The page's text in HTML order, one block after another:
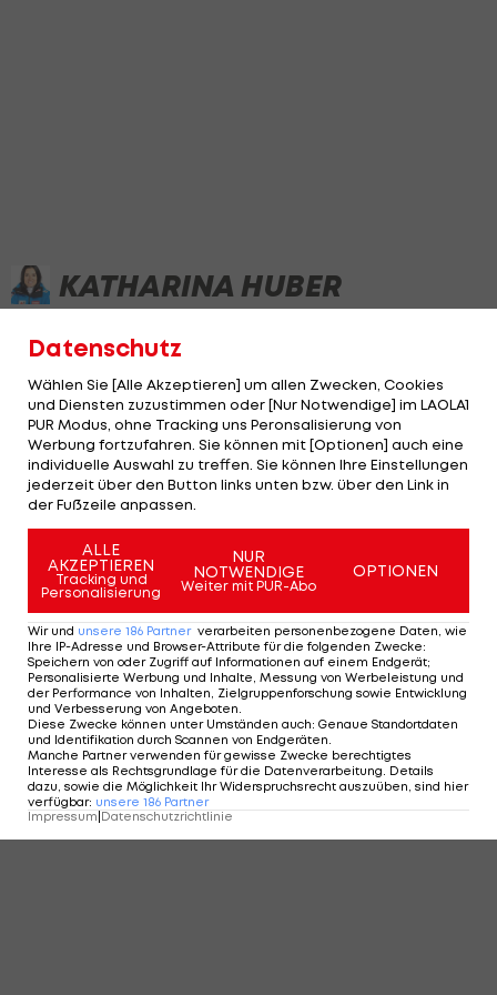
KATHARINA HUBER
NEWS WELTCUP-STAND
Datenschutz
Wählen Sie [Alle Akzeptieren] um allen Zwecken, Cookies
und Diensten zuzustimmen oder [Nur Notwendige] im LAOLA1
PUR Modus, ohne Tracking uns Peronsalisierung von
Werbung fortzufahren. Sie können mit [Optionen] auch eine
individuelle Auswahl zu treffen. Sie können Ihre Einstellungen
jederzeit über den Button links unten bzw. über den Link in
der Fußzeile anpassen.
ALLE
AKZEPTIEREN
Tracking und
Personalisierung
NUR
NOTWENDIGE
Weiter mit PUR-Abo
OPTIONEN
Wir und unsere 186 Partner verarbeiten personenbezogene Daten, wie
Ihre IP-Adresse und Browser-Attribute für die folgenden Zwecke:
Speichern von oder Zugriff auf Informationen auf einem Endgerät;
Personalisierte Werbung und Inhalte, Messung von Werbeleistung und
der Performance von Inhalten, Zielgruppenforschung sowie Entwicklung
und Verbesserung von Angeboten.
Diese Zwecke können unter Umständen auch: Genaue Standortdaten
und Identifikation durch Scannen von Endgeräten.
Manche Partner verwenden für gewisse Zwecke berechtigtes
Interesse als Rechtsgrundlage für die Datenverarbeitung. Details
dazu, sowie die Möglichkeit Ihr Widerspruchsrecht auszuüben, sind hier
verfügbar: unsere 186 Partner
Impressum Datenschutzrichtlinie